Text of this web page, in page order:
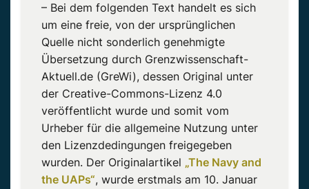
– Bei dem folgenden Text handelt es sich
um eine freie, von der ursprünglichen
Quelle nicht sonderlich genehmigte
Übersetzung durch Grenzwissenschaft-
Aktuell.de (GreWi), dessen Original unter
der Creative-Commons-Lizenz 4.0
veröffentlicht wurde und somit vom
Urheber für die allgemeine Nutzung unter
den Lizenzdedingungen freigegeben
wurden. Der Originalartikel „The Navy and
the UAPs“, wurde erstmals am 10. Januar